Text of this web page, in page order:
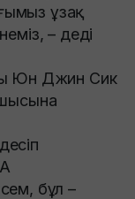
ұзақ
– деді
Юн Джин Сик
бұл –